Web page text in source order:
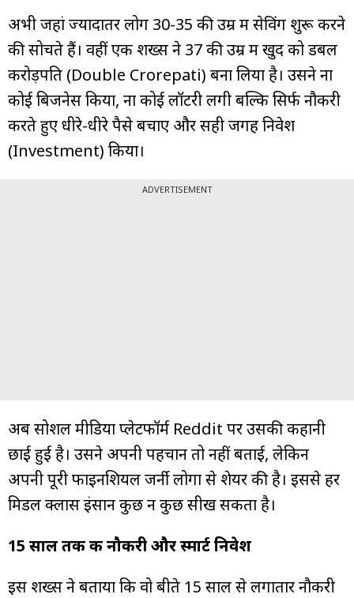
अभी जहां ज्यादातर लोग 30-35 की उम्र में सेविंग शुरू करने
की सोचते हैं। वहीं एक शख्स ने 37 की उम्र में खुद को डबल
करोड़पति (Double Crorepati) बना लिया है। उसने ना
कोई बिजनेस किया, ना कोई लॉटरी लगी बल्कि सिर्फ नौकरी
करते हुए धीरे-धीरे पैसे बचाए और सही जगह निवेश
(Investment) किया।
ADVERTISEMENT
अब सोशल मीडिया प्लेटफॉर्म Reddit पर उसकी कहानी
छाई हुई है। उसने अपनी पहचान तो नहीं बताई, लेकिन
अपनी पूरी फाइनेंशियल जर्नी लोगों से शेयर की है। इससे हर
मिडल क्लास इंसान कुछ न कुछ सीख सकता है।
15 साल तक की नौकरी और स्मार्ट निवेश
इस शख्स ने बताया कि वो बीते 15 साल से लगातार नौकरी